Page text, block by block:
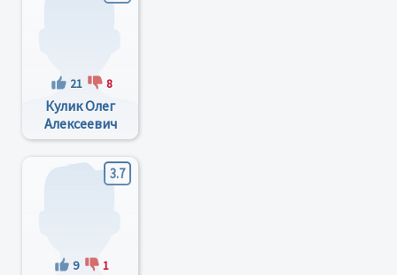
21 8
Кулик Олег
Алексеевич
3.7
9 1